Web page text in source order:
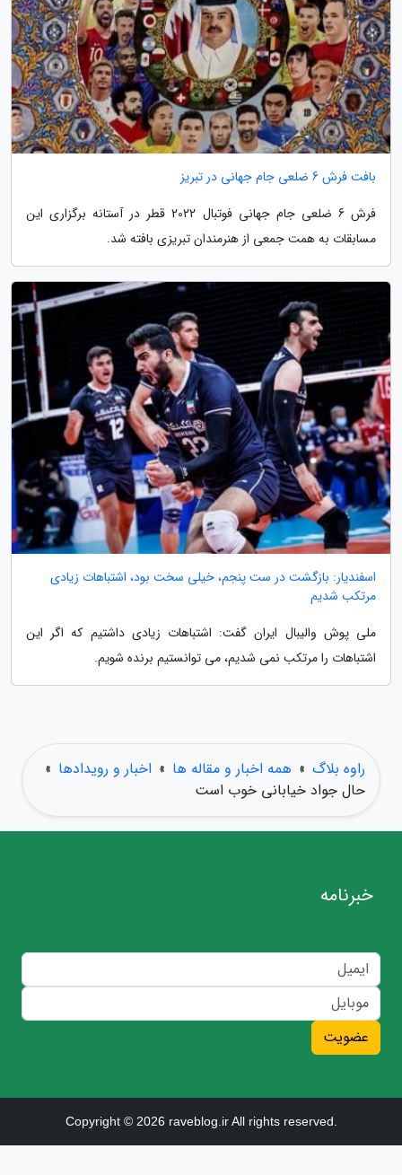
بافت فرش 6 ضلعی جام جهانی در تبریز
فرش 6 ضلعی جام جهانی فوتبال 2022 قطر در آستانه برگزاری این
مسابقات به همت جمعی از هنرمندان تبریزی بافته شد.
اسفندیار: بازگشت در ست پنجم، خیلی سخت بود، اشتباهات زیادی
مرتکب شدیم
ملی پوش والیبال ایران گفت: اشتباهات زیادی داشتیم که اگر این
اشتباهات را مرتکب نمی شدیم، می توانستیم برنده شویم.
راوه بلاگ » همه اخبار و مقاله ها » اخبار و رویدادها »
حال جواد خیابانی خوب است
خبرنامه
عضویت
Copyright © 2026 raveblog.ir All rights reserved.